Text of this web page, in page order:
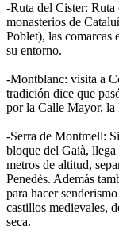
-Ruta del Cister: Ruta
monasterios de
Poblet), las comarcas
su entorno.
-Montblanc: visita a
tradición dice que
por la Calle Mayor, la
-Serra de Montmell:
bloque del Gaià, llega
metros de altitud,
Penedès. Además
para hacer
castillos medievales,
seca.